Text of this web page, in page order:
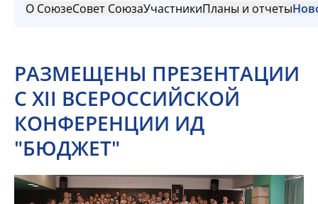
О СоюзеСовет СоюзаУчастникиПланы и отчеты
РАЗМЕЩЕНЫ ПРЕЗЕНТАЦИИ
С XII ВСЕРОССИЙСКОЙ
КОНФЕРЕНЦИИ ИД
"БЮДЖЕТ"